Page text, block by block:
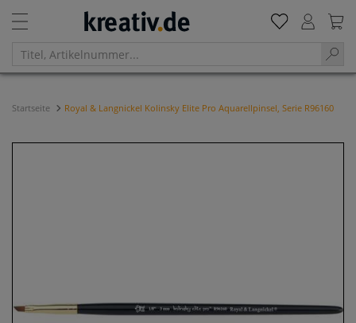
Startseite Royal & Langnickel Kolinsky Elite Pro Aquarellpinsel, Serie R96160